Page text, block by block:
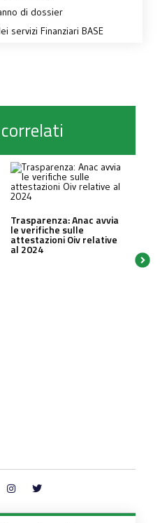
di dossier
servizi Finanziari BASE
Trasparenza: Anac avvia
le verifiche sulle
attestazioni Oiv relative
al 2024